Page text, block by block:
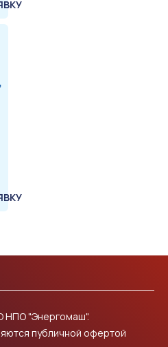
"Энергомаш".
публичной офертой